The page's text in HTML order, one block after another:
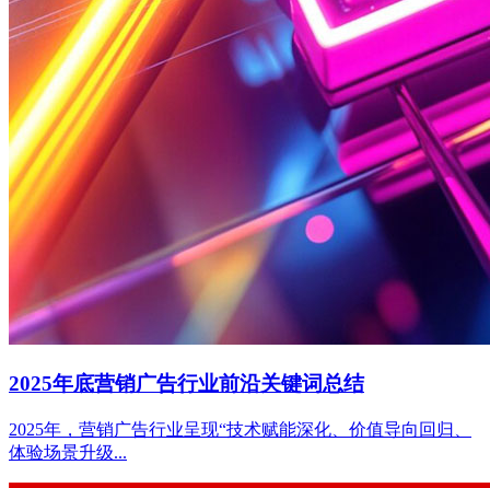
2025年底营销广告行业前沿关键词总结
2025年，营销广告行业呈现“技术赋能深化、价值导向回归、
体验场景升级...